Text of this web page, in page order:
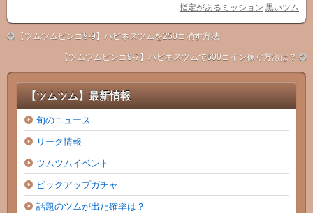
指定があるミッション 黒いツム
【ツムツムビンゴ9-9】ハピネスツムを250コ消す方法
【ツムツムビンゴ9-7】ハピネスツムで600コイン稼ぐ方法は？
【ツムツム】最新情報
旬のニュース
リーク情報
ツムツムイベント
ピックアップガチャ
話題のツムが出た確率は？